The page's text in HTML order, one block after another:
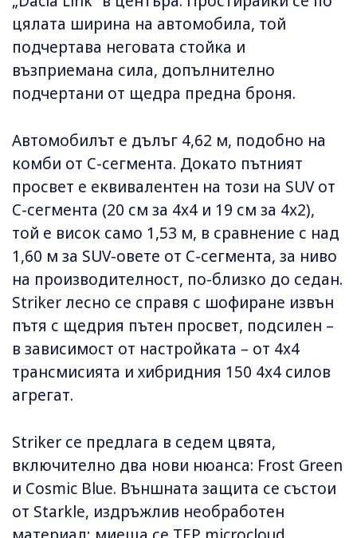
цялата ширина на автомобила, той
подчертава неговата стойка и
възприемана сила, допълнително
подчертани от щедра предна броня.
Автомобилът е дълъг 4,62 м, подобно на
комби от C-сегмента. Докато пътният
просвет е еквивалентен на този на SUV от
C-сегмента (20 см за 4x4 и 19 см за 4x2),
той е висок само 1,53 м, в сравнение с над
1,60 м за SUV-овете от C-сегмента, за ниво
на производителност, по-близко до седан.
Striker лесно се справя с шофиране извън
пътя с щедрия пътен просвет, подсилен –
в зависимост от настройката – от 4x4
трансмисията и хибридния 150 4x4 силов
агрегат.
Striker се предлага в седем цвята,
включително два нови нюанса: Frost Green
и Cosmic Blue. Външната защита се състои
от Starkle, издръжлив необработен